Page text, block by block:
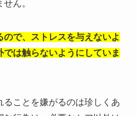
ん。
ので、ストレスを与えないよ
では触らないようにしていま
ることを嫌がるのは珍しくあ